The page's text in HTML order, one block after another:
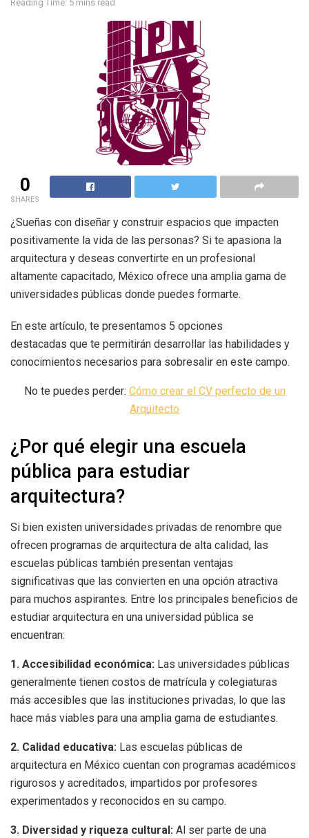
Reading Time: 5 mins read
0
SHARES
¿Sueñas con diseñar y construir espacios que impacten
positivamente la vida de las personas? Si te apasiona la
arquitectura y deseas convertirte en un profesional
altamente capacitado, México ofrece una amplia gama de
universidades públicas donde puedes formarte.
En este artículo, te presentamos 5 opciones
destacadas que te permitirán desarrollar las habilidades y
conocimientos necesarios para sobresalir en este campo.
No te puedes perder: Cómo crear el CV perfecto de un
Arquitecto
¿Por qué elegir una escuela
pública para estudiar
arquitectura?
Si bien existen universidades privadas de renombre que
ofrecen programas de arquitectura de alta calidad, las
escuelas públicas también presentan ventajas
significativas que las convierten en una opción atractiva
para muchos aspirantes. Entre los principales beneficios de
estudiar arquitectura en una universidad pública se
encuentran:
1. Accesibilidad económica: Las universidades públicas
generalmente tienen costos de matrícula y colegiaturas
más accesibles que las instituciones privadas, lo que las
hace más viables para una amplia gama de estudiantes.
2. Calidad educativa: Las escuelas públicas de
arquitectura en México cuentan con programas académicos
rigurosos y acreditados, impartidos por profesores
experimentados y reconocidos en su campo.
3. Diversidad y riqueza cultural: Al ser parte de una